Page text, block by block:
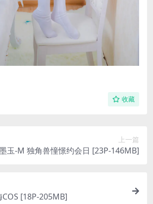
收藏
上一篇
玉-M 独角兽憧憬约会日 [23P-146MB]
[18P-205MB]